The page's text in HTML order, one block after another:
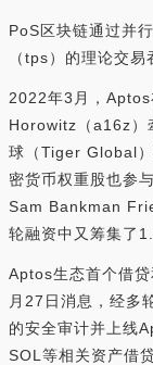
PoS区块链通过并
（tps）的理论交易
2022年3月，
Horowitz（a16z）
球（Tiger Global
密货币权重股也参
Sam Bankman
轮融资中又筹集了
Aptos生态首个借
月27日消息，经
的安全审计并上线
SOL等相关资产借